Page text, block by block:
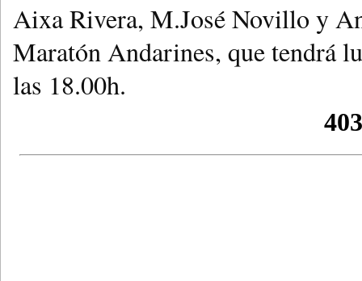
Aixa Rivera, M.José Novillo y
Maratón Andarines, que tendrá
las 18.00h.